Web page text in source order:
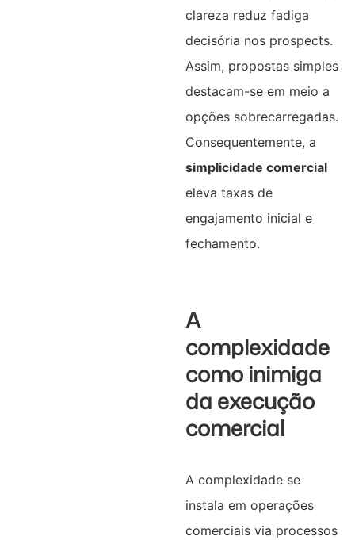
clareza reduz fadiga
decisória nos prospects.
Assim, propostas simples
destacam-se em meio a
opções sobrecarregadas.
Consequentemente, a
simplicidade comercial
eleva taxas de
engajamento inicial e
fechamento.
A
complexidade
como inimiga
da execução
comercial
A complexidade se
instala em operações
comerciais via processos